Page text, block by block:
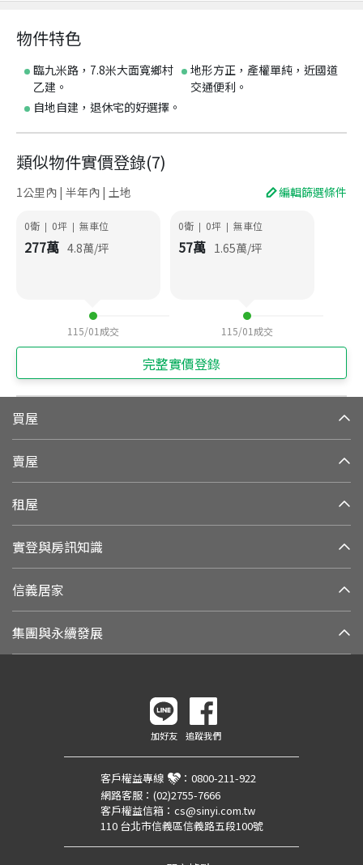
物件特色
臨九米路，7.8米大面寬鄉村
乙建。
地形方正，產權單純，近國道
交通便利。
自地自建，退休宅的好選擇。
類似物件實價登錄(7)
1公里內 | 半年內 | 土地 編輯篩選條件
0衛 | 0坪 | 無車位
277萬 4.8萬/坪
115/01 成交
0衛 | 0坪 | 無車位
57萬 1.65萬/坪
115/01 成交
完整實價登錄
買屋
賣屋
租屋
實登與房訊知識
信義居家
集團與永續發展
加好友 追蹤我們
客戶權益專線 ： 0800-211-922
網路客服： (02)2755-7666
客戶權益信箱： cs@sinyi.com.tw
110 台北市信義區信義路五段100號